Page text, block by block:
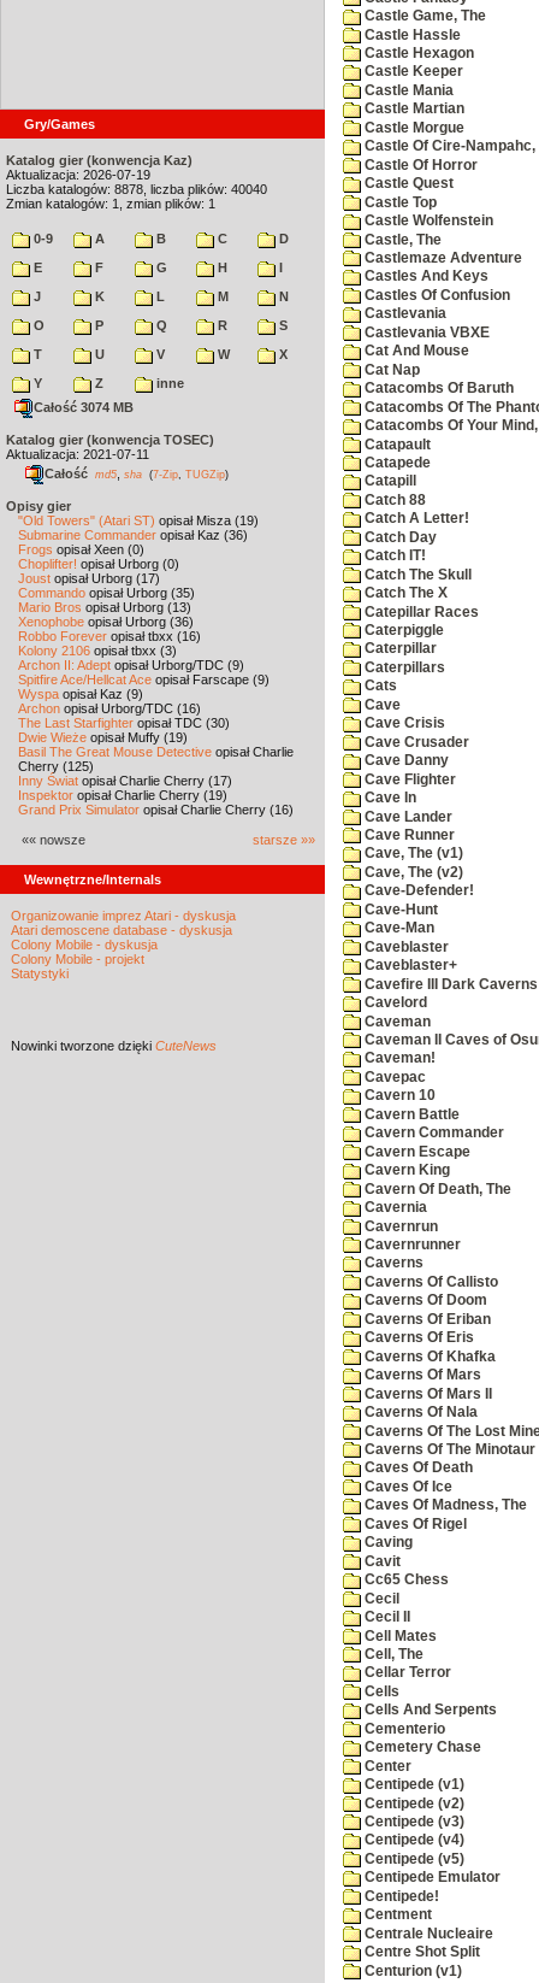
Gry/Games
Katalog gier (konwencja Kaz)
Aktualizacja: 2026-07-19
Liczba katalogów: 8878, liczba plików: 40040
Zmian katalogów: 1, zmian plików: 1
0-9 A B C
D
E
F G H
I
J
K L M
N
O
P Q R
S
T
U V W
X
Y
Z
inne
Całość 3074 MB
Katalog gier (konwencja TOSEC)
Aktualizacja: 2021-07-11
Całość md5 sha (7-Zip TUGZip)
Opisy gier
"Old Towers" (Atari ST) opisał Misza (19)
Submarine Commander opisał Kaz (36)
Frogs opisał Xeen (0)
Choplifter! opisał Urborg (0)
Joust opisał Urborg (17)
Commando opisał Urborg (35)
Mario Bros opisał Urborg (13)
Xenophobe opisał Urborg (36)
Robbo Forever opisał tbxx (16)
Kolony 2106 opisał tbxx (3)
Archon II: Adept opisał Urborg/TDC (9)
Spitfire Ace/Hellcat Ace opisał Farscape (9)
Wyspa opisał Kaz (9)
Archon opisał Urborg/TDC (16)
The Last Starfighter opisał TDC (30)
Dwie Wieże opisał Muffy (19)
Basil The Great Mouse Detective opisał Charlie
Cherry (125)
Inny Świat opisał Charlie Cherry (17)
Inspektor opisał Charlie Cherry (19)
Grand Prix Simulator opisał Charlie Cherry (16)
«« nowsze starsze »»
Wewnętrzne/Internals
Organizowanie imprez Atari - dyskusja
Atari demoscene database - dyskusja
Colony Mobile - dyskusja
Colony Mobile - projekt
Statystyki
Nowinki tworzone dzięki CuteNews
Castle Game, The
Castle Hassle
Castle Hexagon
Castle Keeper
Castle Mania
Castle Martian
Castle Morgue
Castle Of Cire-Nampahc,
Castle Of Horror
Castle Quest
Castle Top
Castle Wolfenstein
Castle, The
Castlemaze Adventure
Castles And Keys
Castles Of Confusion
Castlevania
Castlevania VBXE
Cat And Mouse
Cat Nap
Catacombs Of Baruth
Catacombs Of The
Catacombs Of Your
Catapault
Catapede
Catapill
Catch 88
Catch A Letter!
Catch Day
Catch IT!
Catch The Skull
Catch The X
Catepillar Races
Caterpiggle
Caterpillar
Caterpillars
Cats
Cave
Cave Crisis
Cave Crusader
Cave Danny
Cave Flighter
Cave In
Cave Lander
Cave Runner
Cave, The (v1)
Cave, The (v2)
Cave-Defender!
Cave-Hunt
Cave-Man
Caveblaster
Caveblaster+
Cavefire III Dark Caverns
Cavelord
Caveman
Caveman II Caves of
Caveman!
Cavepac
Cavern 10
Cavern Battle
Cavern Commander
Cavern Escape
Cavern King
Cavern Of Death, The
Cavernia
Cavernrun
Cavernrunner
Caverns
Caverns Of Callisto
Caverns Of Doom
Caverns Of Eriban
Caverns Of Eris
Caverns Of Khafka
Caverns Of Mars
Caverns Of Mars II
Caverns Of Nala
Caverns Of The Lost
Caverns Of The Minotaur
Caves Of Death
Caves Of Ice
Caves Of Madness, The
Caves Of Rigel
Caving
Cavit
Cc65 Chess
Cecil
Cecil II
Cell Mates
Cell, The
Cellar Terror
Cells
Cells And Serpents
Cementerio
Cemetery Chase
Center
Centipede (v1)
Centipede (v2)
Centipede (v3)
Centipede (v4)
Centipede (v5)
Centipede Emulator
Centipede!
Centment
Centrale Nucleaire
Centre Shot Split
Centurion (v1)